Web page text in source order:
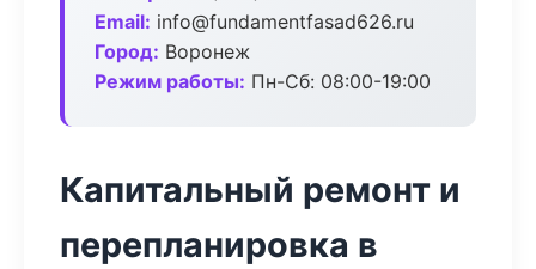
Email: info@fundamentfasad626.ru
Город: Воронеж
Режим работы: Пн-Сб: 08:00-19:00
Капитальный ремонт и
перепланировка в